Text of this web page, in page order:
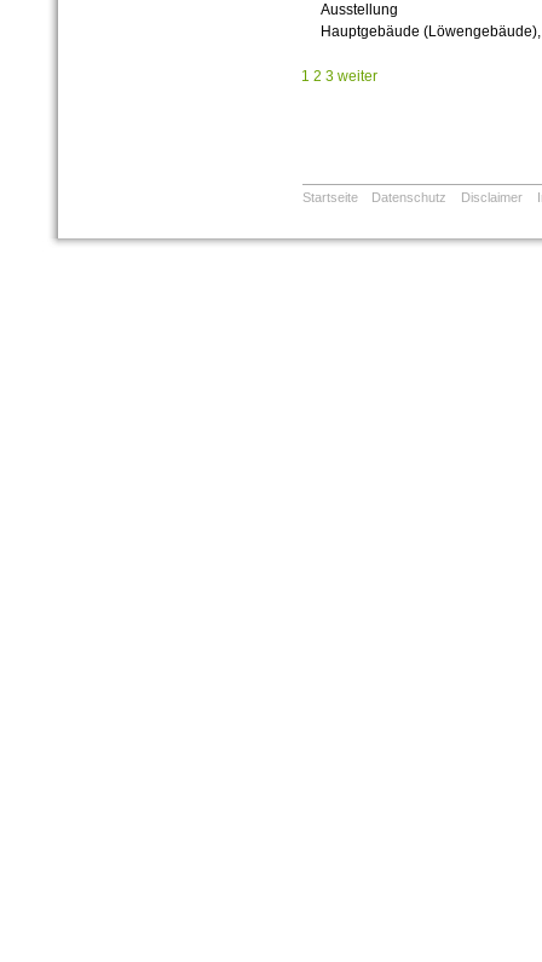
Ausstellung
Hauptgebäude
1 2 3 weiter
Startseite Datenschutz Disclaimer